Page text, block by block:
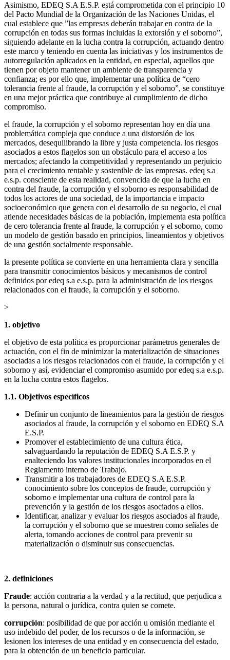
Asimismo, EDEQ S.A E.S.P. está comprometida con el principio 10
del Pacto Mundial de la Organización de las Naciones Unidas, el
cual establece que ”las empresas deberán trabajar en contra de la
corrupción en todas sus formas incluidas la extorsión y el soborno”,
siguiendo adelante en la lucha contra la corrupción, actuando dentro
este marco y teniendo en cuenta las iniciativas y los instrumentos de
autorregulación aplicados en la entidad, en especial, aquellos que
tienen por objeto mantener un ambiente de transparencia y
confianza; es por ello que, implementar una política de “cero
tolerancia frente al fraude, la corrupción y el soborno”, se constituye
en una mejor práctica que contribuye al cumplimiento de dicho
compromiso.
el fraude, la corrupción y el soborno representan hoy en día una
problemática compleja que conduce a una distorsión de los
mercados, desequilibrando la libre y justa competencia. los riesgos
asociados a estos flagelos son un obstáculo para el acceso a los
mercados; afectando la competitividad y representando un perjuicio
para el crecimiento rentable y sostenible de las empresas. edeq s.a
e.s.p. consciente de esta realidad, convencida de que la lucha en
contra del fraude, la corrupción y el soborno es responsabilidad de
todos los actores de una sociedad, de la importancia e impacto
socioeconómico que genera con el desarrollo de su negocio, el cual
atiende necesidades básicas de la población, implementa esta política
de cero tolerancia frente al fraude, la corrupción y el soborno, como
un modelo de gestión basado en principios, lineamientos y objetivos
de una gestión socialmente responsable.
la presente política se convierte en una herramienta clara y sencilla
para transmitir conocimientos básicos y mecanismos de control
definidos por edeq s.a e.s.p. para la administración de los riesgos
relacionados con el fraude, la corrupción y el soborno.
>
1. objetivo
el objetivo de esta política es proporcionar parámetros generales de
actuación, con el fin de minimizar la materialización de situaciones
asociadas a los riesgos relacionados con el fraude, la corrupción y el
soborno y así, evidenciar el compromiso asumido por edeq s.a e.s.p.
en la lucha contra estos flagelos.
1.1. Objetivos específicos
Definir un conjunto de lineamientos para la gestión de riesgos
asociados al fraude, la corrupción y el soborno en EDEQ S.A
E.S.P.
Promover el establecimiento de una cultura ética,
salvaguardando la reputación de EDEQ S.A E.S.P. y
enalteciendo los valores institucionales incorporados en el
Reglamento interno de Trabajo.
Transmitir a los trabajadores de EDEQ S.A E.S.P.
conocimiento sobre los conceptos de fraude, corrupción y
soborno e implementar una cultura de control para la
prevención y la gestión de los riesgos asociados a ellos.
Identificar, analizar y evaluar los riesgos asociados al fraude,
la corrupción y el soborno que se muestren como señales de
alerta, tomando acciones de control para prevenir su
materialización o disminuir sus consecuencias.
2. definiciones
Fraude: acción contraria a la verdad y a la rectitud, que perjudica a
la persona, natural o jurídica, contra quien se comete.
corrupción: posibilidad de que por acción u omisión mediante el
uso indebido del poder, de los recursos o de la información, se
lesionen los intereses de una entidad y en consecuencia del estado,
para la obtención de un beneficio particular.